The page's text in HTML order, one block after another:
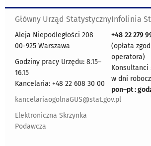
Główny Urząd Statystyczny
Aleja Niepodległości 208
00-925 Warszawa
Godziny pracy Urzędu: 8.15–
16.15
Kancelaria: +48 22 608 30 00
kancelariaogolnaGUS@stat.gov.pl
Elektroniczna Skrzynka
Podawcza
Infolinia
+48 22 279
(opłata
operatora)
Konsultanci
w dni
pon–pt :